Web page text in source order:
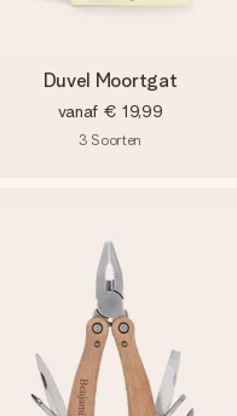
Duvel Moortgat
vanaf € 19,99
3 Soorten